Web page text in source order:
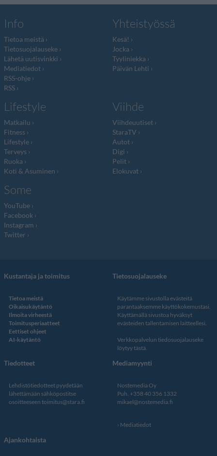
Info
Tietoa meistä
Tietosuojalauseke
Lähetä uutisvinkki
Mediatiedot
RSS-ohje
RSS
Yhteistyössä
Kesä!
Jocka
Tyyliniekka
Päivän Lehti
Lifestyle
Matkailu
Fitness
Lifestyle
Terveys
Ruoka
Koti & Asuminen
Viihde
Viihdeuutiset
StaraTV
Autot
Digi
Pelit
Elokuvat
Some
YouTube
Facebook
Instagram
Twitter
Kustantaja ja toimitus
Tietoa meistä
Oikaisukäytäntö
Ilmoita virheestä
Toimitusperiaatteet
Eettiset ohjeet
AI-käytäntö
Tietosuojalauseke
Käytämme sivustolla evästeitä
parantaaksemme käyttökokemustasi.
Käyttämällä sivustoa hyväksyt
evästeiden tallentamisen laitteellesi.
Verkkopalvelun tiedosuojalauseke
löytyy tästä.
Tiedotteet
Lehdistötiedotteet pyydetään
lähettämään sähköpostitse
osoitteeseen toimitus@stara.fi
Mediamyynti
Nostemedia Oy
Puh. +358 40 356 1332
mikael@nostemedia.fi
Mediatiedot
Ajankohtaista